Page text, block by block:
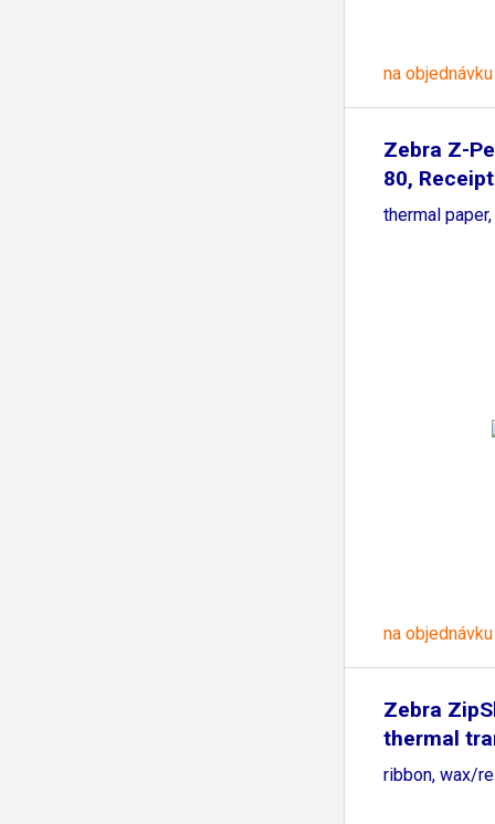
na objednávku
Zebra Z-
80,
thermal
na objednávku
Zebra
thermal
ribbon, wax/